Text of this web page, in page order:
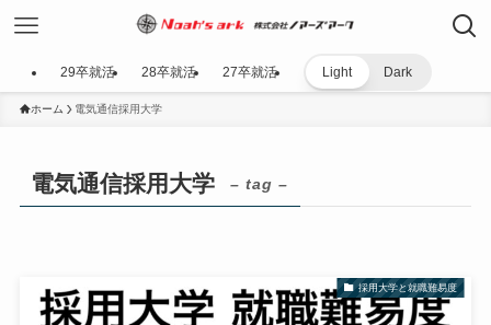
29卒就活 28卒就活 27卒就活 Light Dark
ホーム 電気通信採用大学
電気通信採用大学 – tag –
採用大学と就職難易度